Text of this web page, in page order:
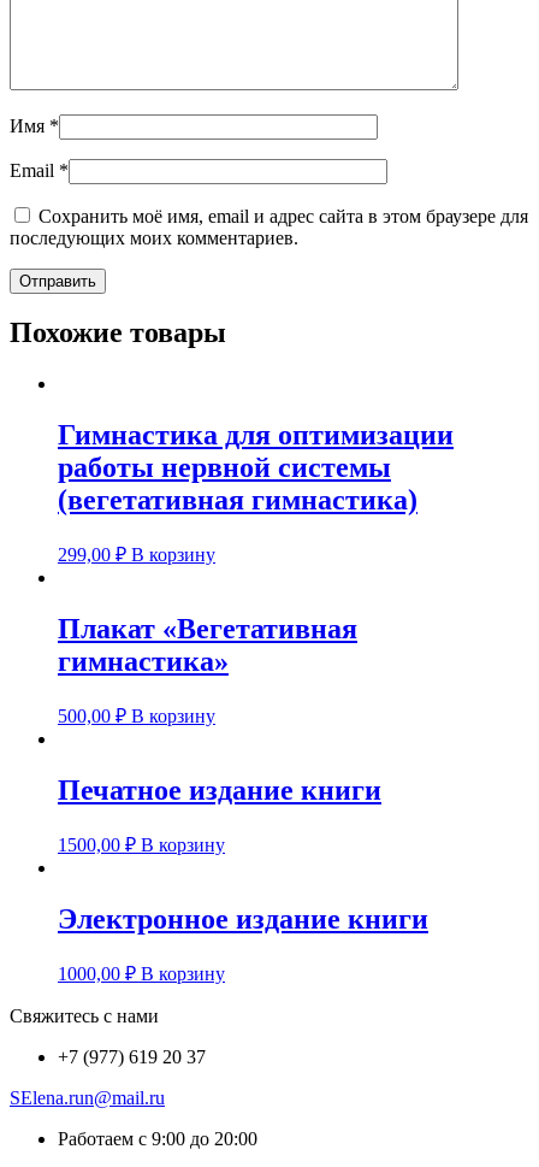
Имя *
Email *
Сохранить моё имя, email и адрес сайта в этом браузере для
последующих моих комментариев.
Похожие товары
Гимнастика для оптимизации
работы нервной системы
(вегетативная гимнастика)
299,00 ₽ В корзину
Плакат «Вегетативная
гимнастика»
500,00 ₽ В корзину
Печатное издание книги
1500,00 ₽ В корзину
Электронное издание книги
1000,00 ₽ В корзину
Свяжитесь с нами
+7 (977) 619 20 37
SElena.run@mail.ru
Работаем с 9:00 до 20:00